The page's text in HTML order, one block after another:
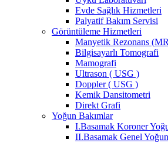
Evde Sağlık Hizmetleri
Palyatif Bakım Servisi
Görüntüleme Hizmetleri
Manyetik Rezonans
Bilgisayarlı Tomografi
Mamografi
Ultrason ( USG )
Doppler ( USG )
Kemik Dansitometri
Direkt Grafi
Yoğun Bakımlar
I.Basamak Koroner
II.Basamak Genel